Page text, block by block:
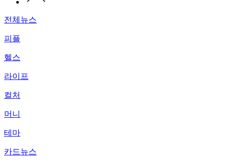
전체뉴스
피플
헬스
라이프
컬처
머니
테마
카드뉴스